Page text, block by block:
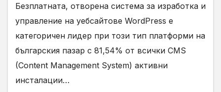
Безплатната, отворена система за изработка и
управление на уебсайтове WordPress е
категоричен лидер при този тип платформи на
българския пазар с 81,54% от всички CMS
(Content Management System) активни
инсталации…